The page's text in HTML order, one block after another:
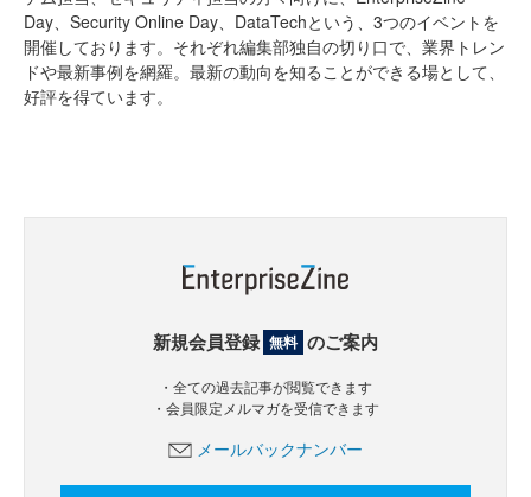
Day、Security Online Day、DataTechという、3つのイベントを
開催しております。それぞれ編集部独自の切り口で、業界トレン
ドや最新事例を網羅。最新の動向を知ることができる場として、
好評を得ています。
新規会員登録 無料 のご案内
・全ての過去記事が閲覧できます
・会員限定メルマガを受信できます
メールバックナンバー